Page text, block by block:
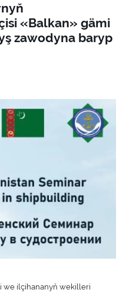
«Balkan» gämi
zawodyna baryp
we ilçihananyň wekilleri